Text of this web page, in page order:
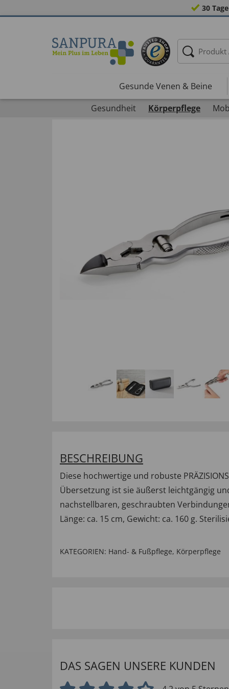
30
Gesunde Venen & Beine
Gesundheit
Körperpflege
BESCHREIBUNG
Diese hochwertige und robuste
Übersetzung ist sie äußerst leichtgängig
nachstellbaren, geschraubten
Länge: ca. 15 cm, Gewicht: ca. 160 g.
KATEGORIEN: Hand- & Fußpflege, Körperpflege
DAS SAGEN UNSERE KUNDEN